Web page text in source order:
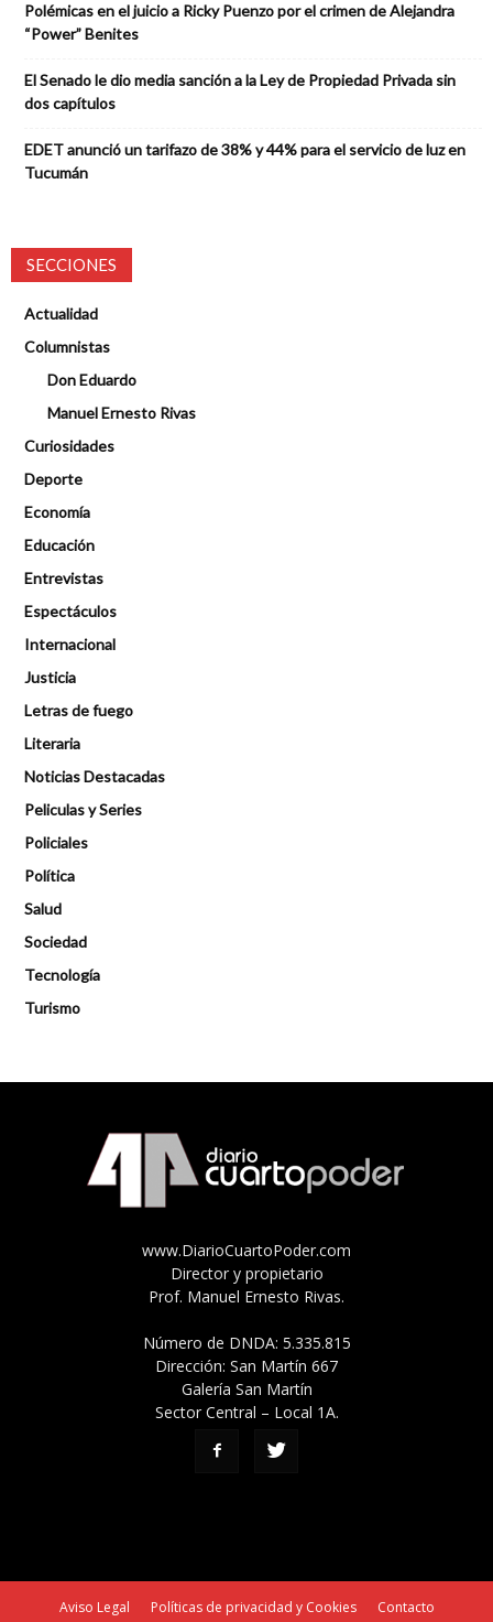
Polémicas en el juicio a Ricky Puenzo por el crimen de Alejandra
“Power” Benites
El Senado le dio media sanción a la Ley de Propiedad Privada sin
dos capítulos
EDET anunció un tarifazo de 38% y 44% para el servicio de luz en
Tucumán
SECCIONES
Actualidad
Columnistas
Don Eduardo
Manuel Ernesto Rivas
Curiosidades
Deporte
Economía
Educación
Entrevistas
Espectáculos
Internacional
Justicia
Letras de fuego
Literaria
Noticias Destacadas
Peliculas y Series
Policiales
Política
Salud
Sociedad
Tecnología
Turismo
www.DiarioCuartoPoder.com
Director y propietario
Prof. Manuel Ernesto Rivas.
Número de DNDA: 5.335.815
Dirección: San Martín 667
Galería San Martín
Sector Central – Local 1A.
Aviso Legal Políticas de privacidad y Cookies Contacto